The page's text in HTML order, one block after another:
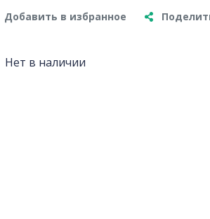
Добавить в избранное
Нет в наличии